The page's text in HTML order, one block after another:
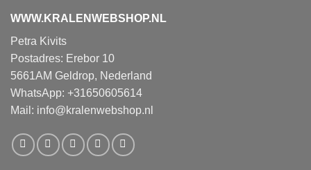
WWW.KRALENWEBSHOP.NL
Petra Kivits
Postadres: Erebor 10
5661AM Geldrop, Nederland
WhatsApp: +31650605614
Mail: info@kralenwebshop.nl